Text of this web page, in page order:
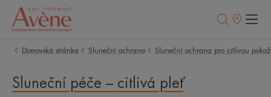
Prodejní
Domovská stránka Sluneční ochrana Sluneční ochrana pro citlivou
Sluneční péče – citlivá pleť